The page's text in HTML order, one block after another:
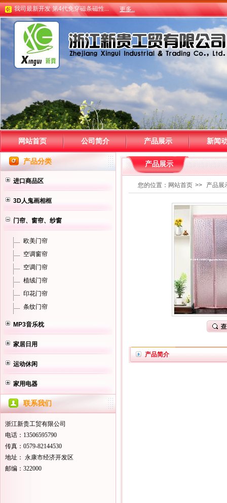
义乌江东货运市场托运物流指南
我司最新开发 第4代免穿磁条磁性...
义乌江东货运市场托运物流指南
更多..
网站首页 公司简介 产品展示 新闻
产品分类
进口商品区
3D人鬼画相框
门帘、窗帘、纱窗
欧美门帘
空调窗帘
空调门帘
植绒门帘
印花门帘
条纹门帘
MP3音乐枕
家居日用
运动休闲
家用电器
联系我们
浙江新贵工贸有限公司
电话：13506595790
传真：0579-82144530
地址： 永康市经济开发区
邮编：322000
产品展示
您的位置： 网站首页 >> 产品展
产品简介